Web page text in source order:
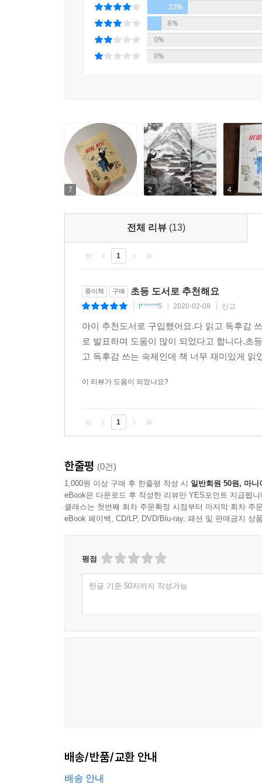
23%
8%
0%
0%
7 2 4
전체 리뷰 (13)
1
종이책 구매 초등 도서로 추천해요
t******5 2020-02-08 신고
아이 추천도서로 구입했어요.다 읽고 독후감
로 발표하며 도움이 많이 되었다고 합니다.초
고 독후감 쓰는 숙제인데 책 너무 재미있게
이 리뷰가 도움이 되었나요?
1
한줄평 (0건)
1,000원 이상 구매 후 한줄평 작성 시 일반회원 50원, 마니
eBook은 다운로드 후 작성한 리뷰만 YES포인트 지급됩니
클래스는 첫번째 회차 주문확정 시점부터 마지막 회차 주
eBook 페이백, CD/LP, DVD/Blu-ray, 패션 및 판매금지 상
평점
한글 기준 50자까지 작성가능
배송/반품/교환 안내
배송 안내